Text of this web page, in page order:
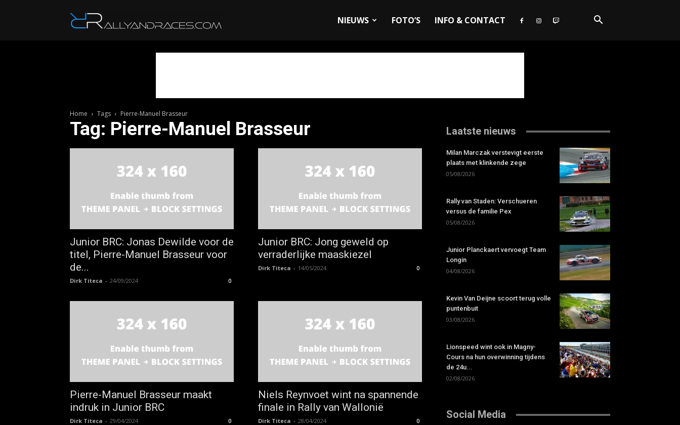
NIEUWS FOTO’S INFO & CONTACT
Home Tags Pierre-Manuel Brasseur
Tag: Pierre-Manuel Brasseur
Junior BRC: Jonas Dewilde voor de
titel, Pierre-Manuel Brasseur voor
de...
Dirk Titeca - 24/09/2024 0
Junior BRC: Jong geweld op
verraderlijke maaskiezel
Dirk Titeca - 14/05/2024 0
Pierre-Manuel Brasseur maakt
indruk in Junior BRC
Dirk Titeca - 29/04/2024 0
Niels Reynvoet wint na spannende
finale in Rally van Wallonië
Dirk Titeca - 28/04/2024 0
Laatste nieuws
Milan Marczak verstevigt eerste
plaats met klinkende zege
05/08/2026
Rally van Staden: Verschueren
versus de familie Pex
05/08/2026
Junior Planckaert vervoegt Team
Longin
04/08/2026
Kevin Van Deijne scoort terug volle
puntenbuit
03/08/2026
Lionspeed wint ook in Magny-
Cours na hun overwinning tijdens
de 24u...
02/08/2026
Social Media